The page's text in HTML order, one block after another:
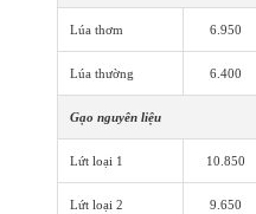
Lúa thơm 6.950
Lúa thường 6.400
Gạo nguyên liệu
Lứt loại 1 10.850
Lứt loại 2 9.650